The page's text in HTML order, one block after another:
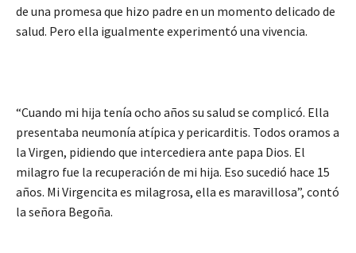
de una promesa que hizo padre en un momento delicado de
salud. Pero ella igualmente experimentó una vivencia.
“Cuando mi hija tenía ocho años su salud se complicó. Ella
presentaba neumonía atípica y pericarditis. Todos oramos a
la Virgen, pidiendo que intercediera ante papa Dios. El
milagro fue la recuperación de mi hija. Eso sucedió hace 15
años. Mi Virgencita es milagrosa, ella es maravillosa”, contó
la señora Begoña.